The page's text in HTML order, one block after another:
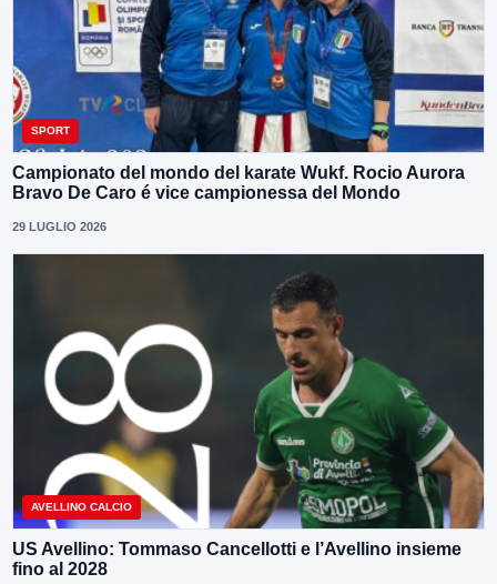
SPORT
Campionato del mondo del karate Wukf. Rocio Aurora
Bravo De Caro é vice campionessa del Mondo
29 LUGLIO 2026
AVELLINO CALCIO
US Avellino: Tommaso Cancellotti e l’Avellino insieme
fino al 2028